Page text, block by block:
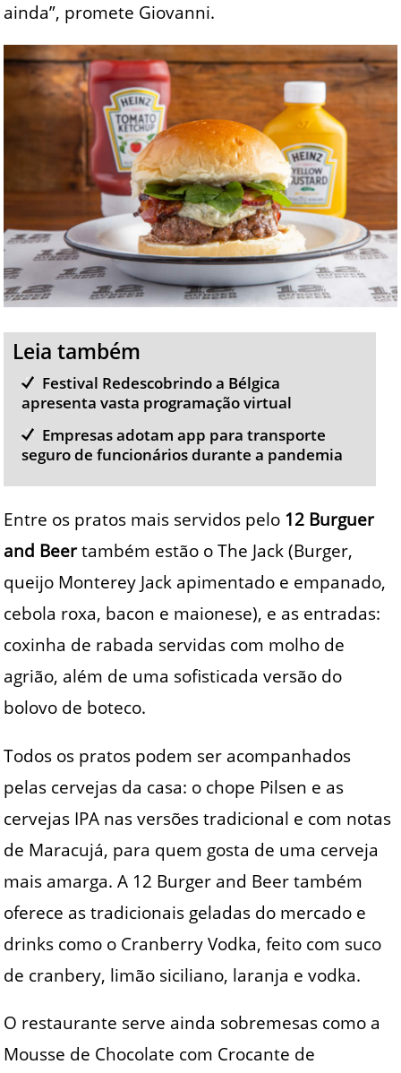
ainda”, promete Giovanni.
Leia também
Festival Redescobrindo a Bélgica
apresenta vasta programação virtual
Empresas adotam app para transporte
seguro de funcionários durante a pandemia
Entre os pratos mais servidos pelo 12 Burguer
and Beertambém estão o The Jack (Burger,
queijo Monterey Jack apimentado e empanado,
cebola roxa, bacon e maionese), e as entradas:
coxinha de rabada servidas com molho de
agrião, além de uma sofisticada versão do
bolovo de boteco.
Todos os pratos podem ser acompanhados
pelas cervejas da casa: o chope Pilsen e as
cervejas IPA nas versões tradicional e com notas
de Maracujá, para quem gosta de uma cerveja
mais amarga. A 12 Burger and Beer também
oferece as tradicionais geladas do mercado e
drinks como o Cranberry Vodka, feito com suco
de cranbery, limão siciliano, laranja e vodka.
O restaurante serve ainda sobremesas como a
Mousse de Chocolate com Crocante de